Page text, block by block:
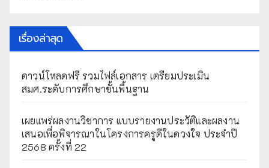
เรื่องล่าสุด
ดาวน์โหลดฟรี รวมไฟล์เอกสาร เตรียมประเมิน
สมศ.ระดับการศึกษาขั้นพื้นฐาน
เผยแพร่ผลงานวิชาการ แบบรายงานประวัติและผลงาน
เสนอเพื่อพิจารณาในโครงการครูดีในดวงใจ ประจำปี
2568 ครั้งที่ 22